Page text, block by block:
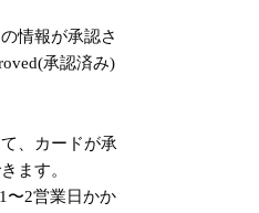
情報が承認さ
承認済み)
、カードが承
ます。
〜2営業日かか